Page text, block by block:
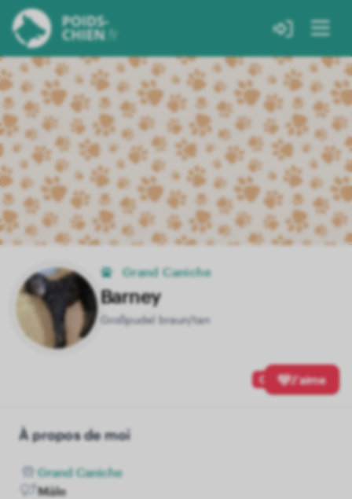
Grand Caniche
Barney
Großpudel braun/tan
0 J'aime
À propos de moi
Grand Caniche
Mâle